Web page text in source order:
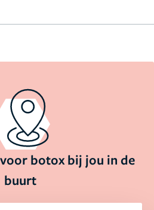
botox bij jou in de
buurt